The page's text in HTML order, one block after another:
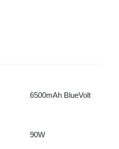
6500mAh BlueVolt
90W